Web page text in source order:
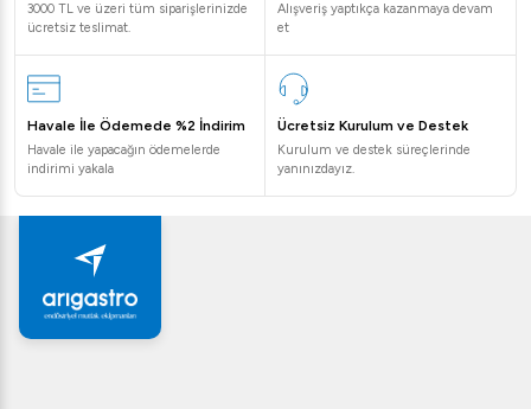
3000 TL ve üzeri tüm siparişlerinizde
ücretsiz teslimat.
Alışveriş yaptıkça kazanmaya devam
et
Havale İle Ödemede %2 İndirim
Havale ile yapacağın ödemelerde
indirimi yakala
Ücretsiz Kurulum ve Destek
Kurulum ve destek süreçlerinde
yanınızdayız.